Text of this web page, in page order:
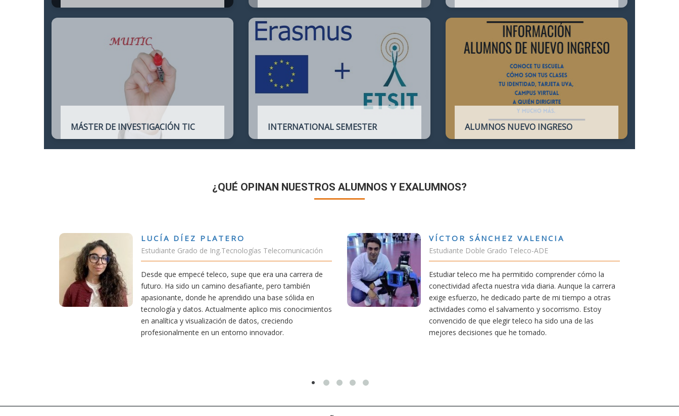
Ingeniería de Telecomunicación con la de
Administración y Dirección de Empresas
profesionales del Ingeniero de
Telecomunicación y que habilita para el
ejercicio de la profesión.
MÁSTER DE INVESTIGACIÓN TIC INTERNATIONAL SEMESTER ALUMNOS NUEVO INGRESO
¿QUÉ OPINAN NUESTROS ALUMNOS Y EXALUMNOS?
PLATERO
de Ing.Tecnologías Telecomunicación
teleco, supe que era una carrera de
un camino desafiante, pero también
he aprendido una base sólida en
Actualmente aplico mis conocimientos
VÍCTOR SÁNCHEZ VALENCIA
Estudiante Doble Grado Teleco-ADE
Estudiar teleco me ha permitido comprender cómo la
conectividad afecta nuestra vida diaria. Aunque la carrera
exige esfuerzo, he dedicado parte de mi tiempo a otras
actividades como el salvamento y socorrismo. Estoy
convencido de que elegir teleco ha sido una de las
mejores decisiones que he tomado.
RUBÉN URRACA TORICES
Estudiante Grado de Ing.Tecnologías
En cualquier carrera necesitas una buena
mía siempre ha sido poder trabajar en Japón
carrera de teleco me dará la oportunidad
Aunque al principio parezca duro, uno
mereció la pena por las múltiples
titulación ofrece.